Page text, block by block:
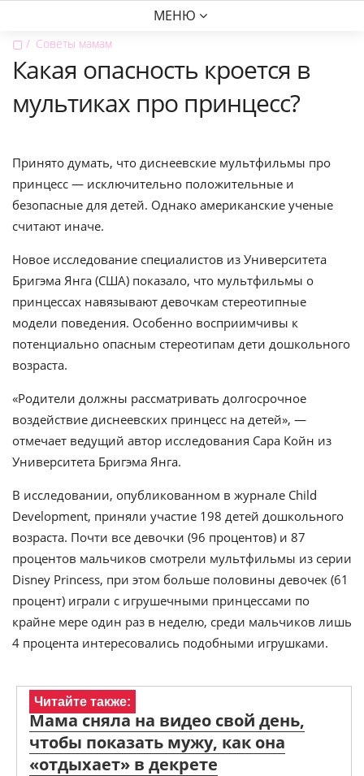
МЕНЮ
▢ Советы мамам
Какая опасность кроется в
мультиках про принцесс?
Принято думать, что диснеевские мультфильмы про
принцесс — исключительно положительные и
безопасные для детей. Однако американские ученые
считают иначе.
Новое исследование специалистов из Университета
Бригэма Янга (США) показало, что мультфильмы о
принцессах навязывают девочкам стереотипные
модели поведения. Особенно восприимчивы к
потенциально опасным стереотипам дети дошкольного
возраста.
«Родители должны рассматривать долгосрочное
воздействие диснеевских принцесс на детей», —
отмечает ведущий автор исследования Сара Койн из
Университета Бригэма Янга.
В исследовании, опубликованном в журнале Child
Development, приняли участие 198 детей дошкольного
возраста. Почти все девочки (96 процентов) и 87
процентов мальчиков смотрели мультфильмы из серии
Disney Princess, при этом больше половины девочек (61
процент) играли с игрушечными принцессами по
крайне мере один раз в неделю, среди мальчиков лишь
4 процента интересовались подобными игрушками.
Читайте также:
Мама сняла на видео свой день,
чтобы показать мужу, как она
«отдыхает» в декрете